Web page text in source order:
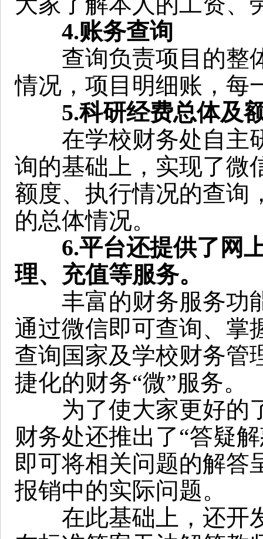
4.账务查询
查询负责项目的整
情况，项目明细账，每
5.科研经费总体及
在学校财务处自主
询的基础上，实现了微
额度、执行情况的查询
的总体情况。
6.平台还提供了网
理、充值等服务。
丰富的财务服务功
通过微信即可查询、掌
查询国家及学校财务管
捷化的财务“微”服务。
为了使大家更好的
财务处还推出了“答疑
即可将相关问题的解答
报销中的实际问题。
在此基础上，还开